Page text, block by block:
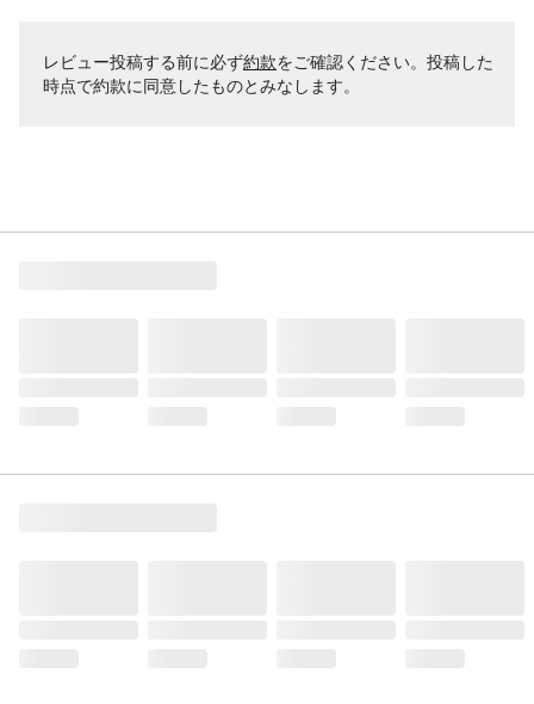
レビュー投稿する前に必ず約款をご確認ください。投稿した
時点で約款に同意したものとみなします。